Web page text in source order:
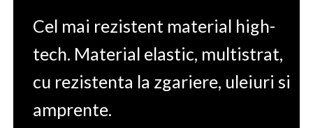
Cel mai rezistent material high-
tech. Material elastic, multistrat,
cu rezistenta la zgariere, uleiuri si
amprente.